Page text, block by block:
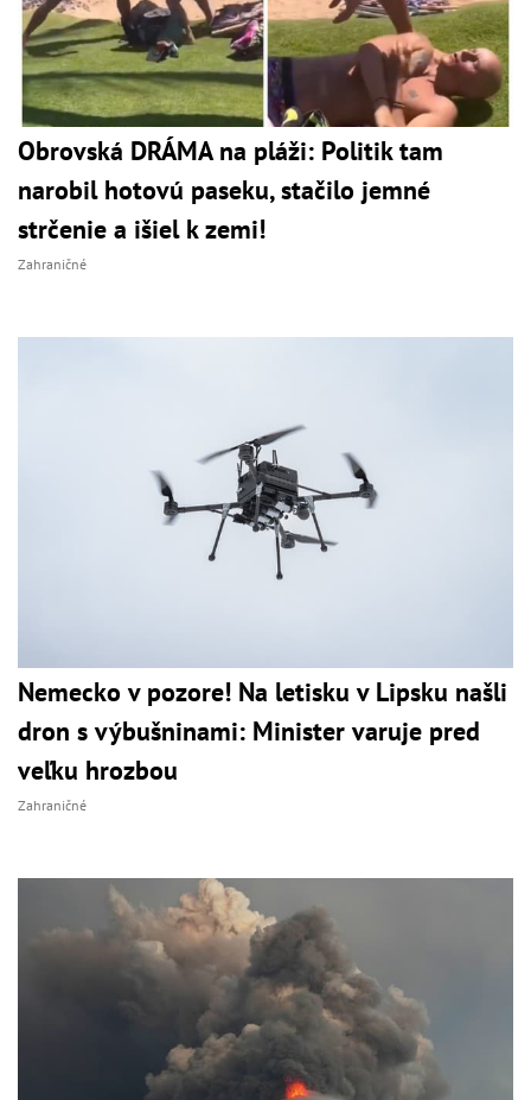
Obrovská DRÁMA na pláži: Politik tam
narobil hotovú paseku, stačilo jemné
strčenie a išiel k zemi!
Zahraničné
Nemecko v pozore! Na letisku v Lipsku našli
dron s výbušninami: Minister varuje pred
veľku hrozbou
Zahraničné